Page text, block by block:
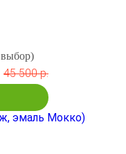
45 500 р.